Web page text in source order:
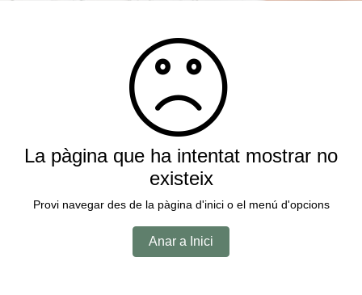
La pàgina que ha intentat mostrar no
existeix
Provi navegar des de la pàgina d'inici o el menú d'opcions
Anar a Inici